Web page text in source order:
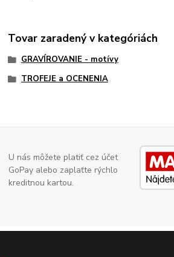
Tovar zaradený v kategóriách
GRAVÍROVANIE - motívy
TROFEJE a OCENENIA
U nás môžete platiť cez účet
GoPay alebo zaplaťte rýchlo
kreditnou kartou.